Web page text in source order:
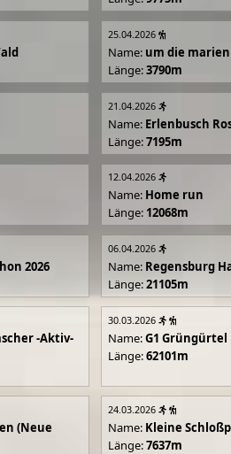
25.04.2026
Name: um die
Länge:3790m
21.04.2026
Name: Erlenbusch
Länge:7195m
12.04.2026
Name: Home run
Länge: 12068m
2026
06.04.2026
Name: Regensburg
Länge:21105m
-Aktiv-
30.03.2026
Name:G1
Länge:62101m
(Neue
24.03.2026
Name: Kleine
Länge:7637m